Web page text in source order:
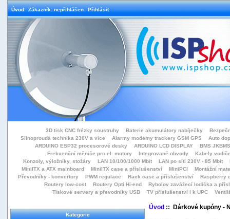
Úvod Zákazník: nepřihlášen Přihlásit
3D tisk CNC frézky soustruhy Baterie akumulátory nabíječky
Silnoproudá technika 230V a více
Alarmy modemy trackery GSM GPS
Auto
ARDUINO ESP32 procesorové desky
ARDUINO LCD DISPLAY
BMS
Frekvenční měniče pro el. motory
Integrované obvody
Kabely
Konzoly, výložníky, stožáry
LAN 10/100/1000 Mbit LAN po síti 230V - 85 Mbit
MiniITX a ATX mainboard
MiniITX case a příslušenství MiniPCI
Montážní
Převodníky - konvertory
PWM regulace Rack case a příslušenství
Raspberry
Routery low-cost
Routery Opti Hi-end
Rybolov zavážecí lodička a přísl
Tiskové servery a převodníky USB
TV příslušenství i k UPC
Kategorie
Úvod:: Dárkové kupóny -